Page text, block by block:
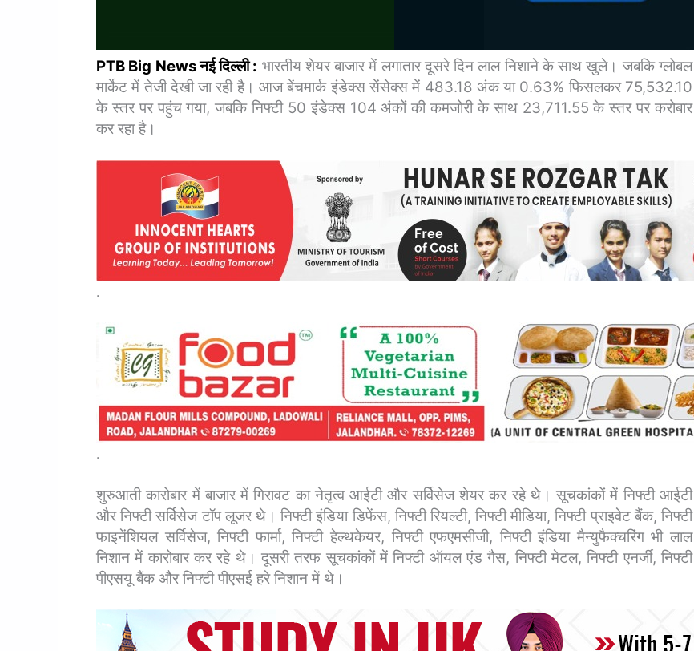
PTB Big News नई दिल्ली : भारतीय शेयर बाजार में लगातार दूसरे दिन लाल निशाने के साथ खुले। जबकि ग्लोबल
मार्केट में तेजी देखी जा रही है। आज बेंचमार्क इंडेक्स सेंसेक्स में 483.18 अंक या 0.63% फिसलकर 75,532.10
के स्तर पर पहुंच गया, जबकि निफ्टी 50 इंडेक्स 104 अंकों की कमजोरी के साथ 23,711.55 के स्तर पर करोबार
कर रहा है।
.
.
शुरुआती कारोबार में बाजार में गिरावट का नेतृत्व आईटी और सर्विसेज शेयर कर रहे थे। सूचकांकों में निफ्टी आईटी
और निफ्टी सर्विसेज टॉप लूजर थे। निफ्टी इंडिया डिफेंस, निफ्टी रियल्टी, निफ्टी मीडिया, निफ्टी प्राइवेट बैंक, निफ्टी
फाइनेंशियल सर्विसेज, निफ्टी फार्मा, निफ्टी हेल्थकेयर, निफ्टी एफएमसीजी, निफ्टी इंडिया मैन्युफैक्चरिंग भी लाल
निशान में कारोबार कर रहे थे। दूसरी तरफ सूचकांकों में निफ्टी ऑयल एंड गैस, निफ्टी मेटल, निफ्टी एनर्जी, निफ्टी
पीएसयू बैंक और निफ्टी पीएसई हरे निशान में थे।